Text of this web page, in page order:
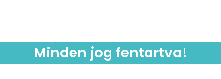
Minden jog fentartva!